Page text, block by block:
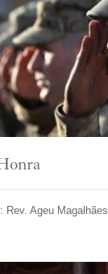
Rev. Ageu Magalhães